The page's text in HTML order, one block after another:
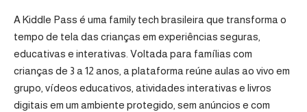
A Kiddle Pass é uma family tech brasileira que transforma o
tempo de tela das crianças em experiências seguras,
educativas e interativas. Voltada para famílias com
crianças de 3 a 12 anos, a plataforma reúne aulas ao vivo em
grupo, vídeos educativos, atividades interativas e livros
digitais em um ambiente protegido, sem anúncios e com